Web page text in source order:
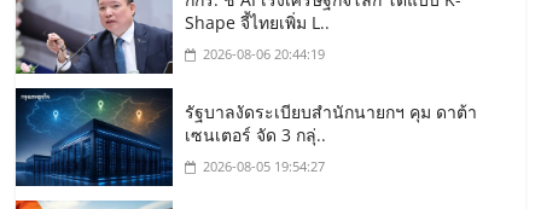
Shape จี้ไทยเพิ่ม L..
2026-08-06 20:44:19
รัฐบาลงัดระเบียบสำนักนายกฯ คุม ดาต้า
เซนเตอร์ จัด 3 กลุ่..
2026-08-05 19:54:27